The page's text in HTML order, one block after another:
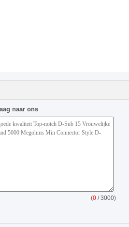
naar ons
(0 / 3000)